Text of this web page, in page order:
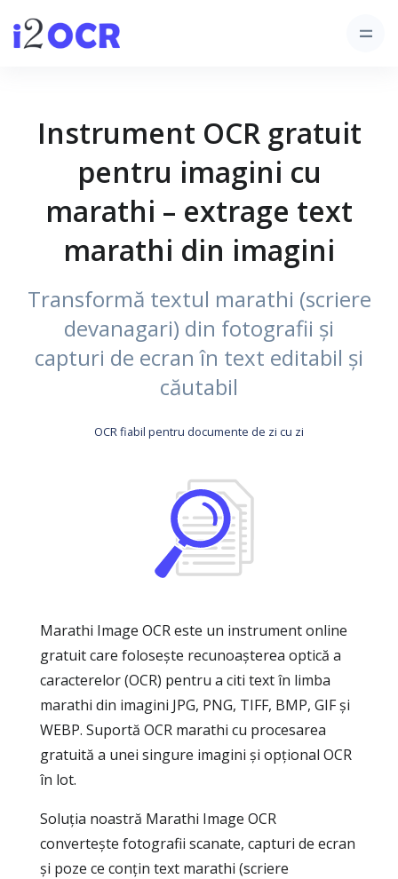
Instrument OCR gratuit
pentru imagini cu
marathi – extrage text
marathi din imagini
Transformă textul marathi (scriere
devanagari) din fotografii și
capturi de ecran în text editabil și
căutabil
OCR fiabil pentru documente de zi cu zi
Marathi Image OCR este un instrument online
gratuit care folosește recunoașterea optică a
caracterelor (OCR) pentru a citi text în limba
marathi din imagini JPG, PNG, TIFF, BMP, GIF și
WEBP. Suportă OCR marathi cu procesarea
gratuită a unei singure imagini și opțional OCR
în lot.
Soluția noastră Marathi Image OCR
convertește fotografii scanate, capturi de ecran
și poze ce conțin text marathi (scriere